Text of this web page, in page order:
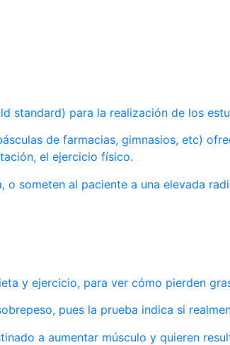
standard) para la realización de los
de farmacias, gimnasios, etc)
el ejercicio físico.
someten al paciente a una elevada
y ejercicio, para ver cómo pierden
pues la prueba indica si
a aumentar músculo y quieren